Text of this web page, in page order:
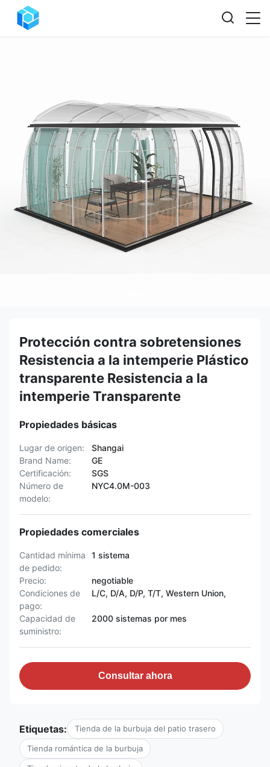
Protección contra sobretensiones
Resistencia a la intemperie Plástico
transparente Resistencia a la
intemperie Transparente
Propiedades básicas
Lugar de origen:
Shangai
Brand Name:
GE
Certificación:
SGS
Número de
modelo:
NYC4.0M-003
Propiedades comerciales
Cantidad mínima
de pedido:
1 sistema
Precio:
negotiable
Condiciones de
pago:
L/C, D/A, D/P, T/T, Western Union,
Capacidad de
suministro:
2000 sistemas por mes
Consultar ahora
Etiquetas: Tienda de la burbuja del patio trasero
Tienda romántica de la burbuja